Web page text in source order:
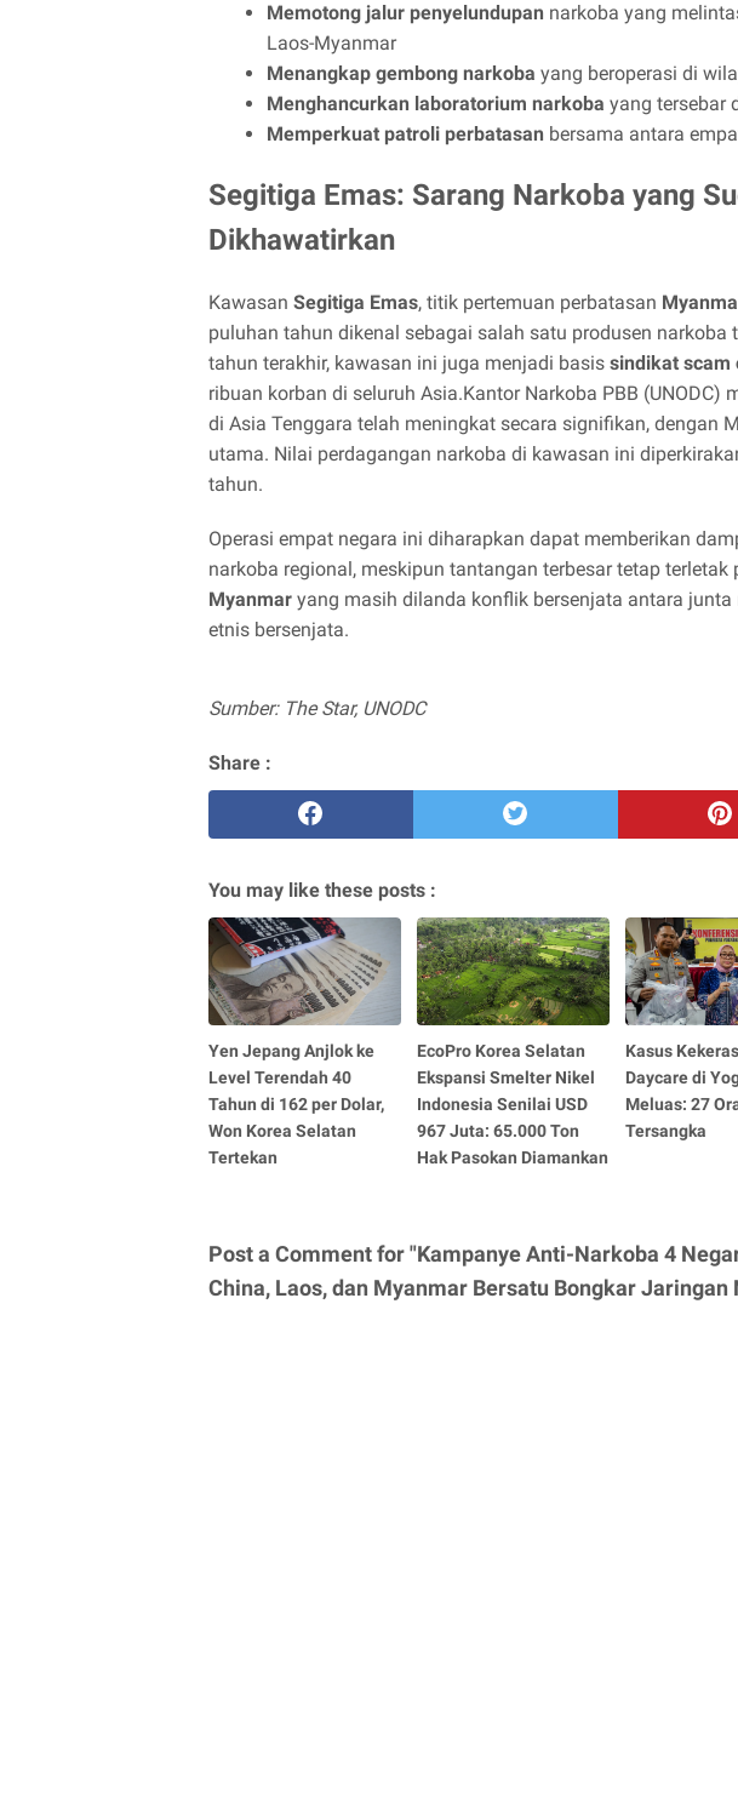
Memotong jalur penyelundupan narkoba yang
Laos-Myanmar
Menangkap gembong narkoba yang beroperasi di
Menghancurkan laboratorium narkoba yang tersebar
Memperkuat patroli perbatasan bersama antara
Segitiga Emas: Sarang Narkoba yang
Dikhawatirkan
Kawasan Segitiga Emas, titik pertemuan perbatasan
puluhan tahun dikenal sebagai salah satu produsen narkoba
tahun terakhir, kawasan ini juga menjadi basis sindikat scam
ribuan korban di seluruh Asia.Kantor Narkoba PBB (UNODC)
di Asia Tenggara telah meningkat secara signifikan, dengan
utama. Nilai perdagangan narkoba di kawasan ini
tahun.
Operasi empat negara ini diharapkan dapat memberikan
narkoba regional, meskipun tantangan terbesar tetap
Myanmar yang masih dilanda konflik bersenjata antara
etnis bersenjata.
Sumber: The Star, UNODC
Share :
You may like these posts :
Yen Jepang Anjlok ke
Level Terendah 40
Tahun di 162 per Dolar,
Won Korea Selatan
Tertekan
EcoPro Korea Selatan
Ekspansi Smelter Nikel
Indonesia Senilai USD
967 Juta: 65.000 Ton
Hak Pasokan Diamankan
Kasus
Daycare di
Meluas: 27
Tersangka
Post a Comment for "Kampanye Anti-Narkoba 4
China, Laos, dan Myanmar Bersatu Bongkar Jaringan